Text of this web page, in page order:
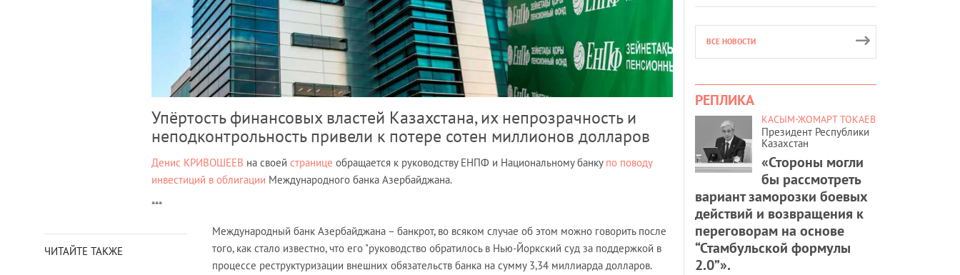
Упёртость финансовых властей Казахстана, их непрозрачность и
неподконтрольность привели к потере сотен миллионов долларов
Денис КРИВОШЕЕВ на своей странице обращается к руководству ЕНПФ и Национальному банкупо поводу
инвестиций в облигации Международного банка Азербайджана.
***
ЧИТАЙТЕ ТАКЖЕ
Международный банк Азербайджана – банкрот, во всяком случае об этом можно говорить после
того, как стало известно, что его "руководство обратилось в Нью-Йоркский суд за поддержкой в
процессе реструктуризации внешних обязательств банка на сумму 3,34 миллиарда долларов.
ВСЕ НОВОСТИ
РЕПЛИКА
КАСЫМ-ЖОМАРТ ТОКАЕВ
Президент Республики
Казахстан
«Стороны могли
бы рассмотреть
вариант заморозки боевых
действий и возвращения к
переговорам на основе
“Стамбульской формулы
2.0”».